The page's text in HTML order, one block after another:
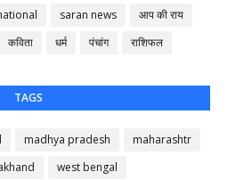
saran news
आप की राय
कविता धर्म पंचांग राशिफल
TAGS
madhya pradesh
maharashtr
west bengal